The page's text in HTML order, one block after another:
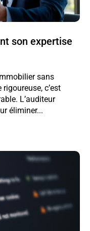
son expertise
sans
c’est
L’auditeur
éliminer...